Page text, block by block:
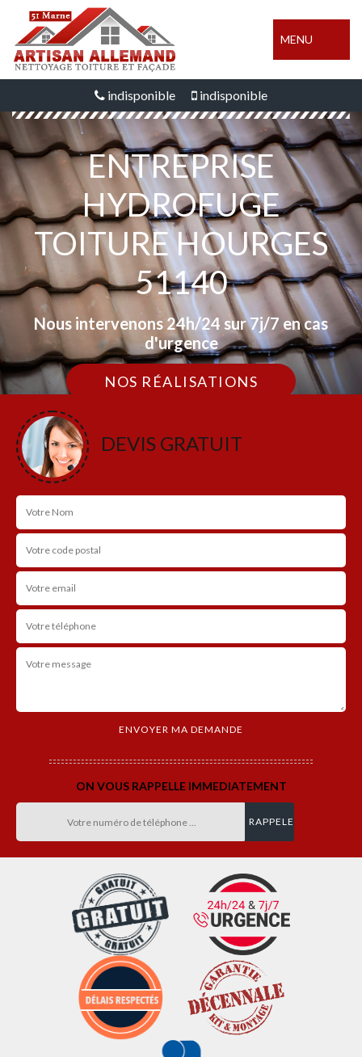
MENU
indisponible indisponible
ENTREPRISE
HYDROFUGE
TOITURE HOURGES
51140
Nous intervenons 24h/24 sur 7j/7 en cas
d'urgence
NOS RÉALISATIONS
DEVIS GRATUIT
ON VOUS RAPPELLE IMMEDIATEMENT